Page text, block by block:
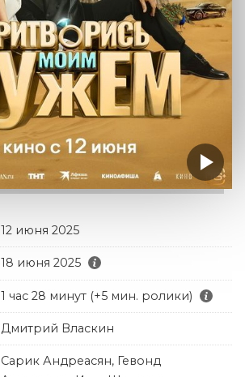
12 июня 2025
18 июня 2025
1 час 28 минут (+5 мин. ролики)
Дмитрий Власкин
Сарик Андреасян, Гевонд